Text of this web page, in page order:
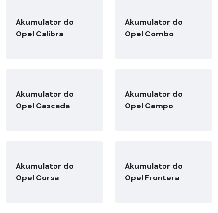
Akumulator do
Opel Calibra
Akumulator do
Opel Combo
Akumulator do
Opel Cascada
Akumulator do
Opel Campo
Akumulator do
Opel Corsa
Akumulator do
Opel Frontera